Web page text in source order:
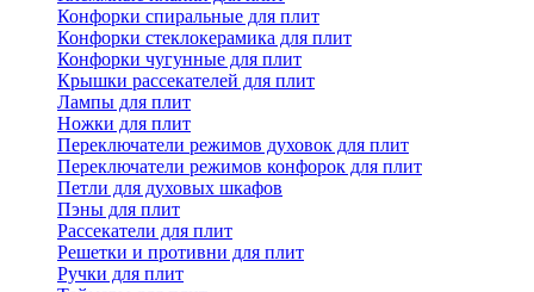
Конфорки спиральные для плит
Конфорки стеклокерамика для плит
Конфорки чугунные для плит
Крышки рассекателей для плит
Лампы для плит
Ножки для плит
Переключатели режимов духовок для плит
Переключатели режимов конфорок для плит
Петли для духовых шкафов
Пэны для плит
Рассекатели для плит
Решетки и противни для плит
Ручки для плит